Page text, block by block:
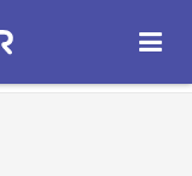
ОТКРЫТЬ